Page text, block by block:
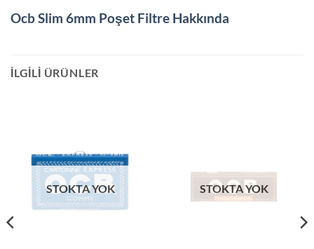
Ocb Slim 6mm Poşet Filtre Hakkında
İLGILI ÜRÜNLER
STOKTA YOK STOKTA YOK